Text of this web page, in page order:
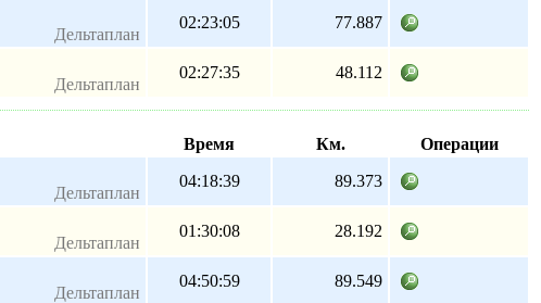
Дельтаплан
02:23:05 77.887
Дельтаплан
02:27:35 48.112
Время Км.
Операции
Дельтаплан
04:18:39 89.373
Дельтаплан
01:30:08 28.192
Дельтаплан
04:50:59 89.549